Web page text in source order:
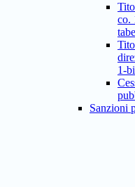
co.
1-
Sanzioni